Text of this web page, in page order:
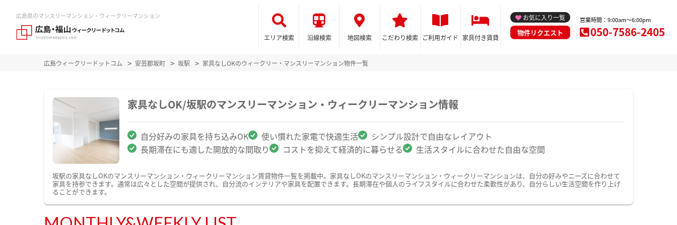
広島県のマンスリーマンション・ウィークリーマンション
エリア検索 沿線検索 地図検索 こだわり検索 ご利用ガイド 家具付き賃貸
お気に入り一覧
物件リクエスト
営業時間：9:00am～6:00pm
050-7586-2405
広島ウィークリードットコム 安芸郡坂町 坂駅 家具なしOKのウィークリー・マンスリーマンション物件一覧
家具なしOK/坂駅のマンスリーマンション・ウィークリーマンション情報
自分好みの家具を持ち込みOK 使い慣れた家電で快適生活
シンプル設計で自由なレイアウト
長期滞在にも適した開放的な間取り
コストを抑えて経済的に暮らせる 生活スタイルに合わせた自由な空間
坂駅の家具なしOKのマンスリーマンション・ウィークリーマンション賃貸物件一覧を掲載中。家具なしOKのマンスリーマンション・ウィークリーマンションは、自分の好みやニーズに合わせて
家具を持参できます。通常は広々とした空間が提供され、自分流のインテリアや家具を配置できます。長期滞在や個人のライフスタイルに合わせた柔軟性があり、自分らしい生活空間を作り上げ
ることができます。